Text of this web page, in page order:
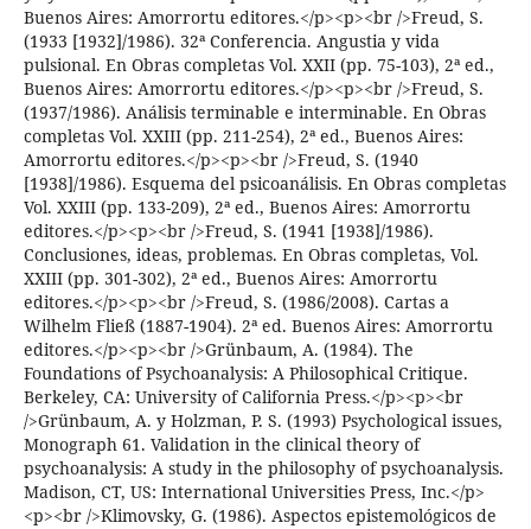
Buenos Aires: Amorrortu editores.</p><p><br />Freud, S.
(1933 [1932]/1986). 32ª Conferencia. Angustia y vida
pulsional. En Obras completas Vol. XXII (pp. 75-103), 2ª ed.,
Buenos Aires: Amorrortu editores.</p><p><br />Freud, S.
(1937/1986). Análisis terminable e interminable. En Obras
completas Vol. XXIII (pp. 211-254), 2ª ed., Buenos Aires:
Amorrortu editores.</p><p><br />Freud, S. (1940
[1938]/1986). Esquema del psicoanálisis. En Obras completas
Vol. XXIII (pp. 133-209), 2ª ed., Buenos Aires: Amorrortu
editores.</p><p><br />Freud, S. (1941 [1938]/1986).
Conclusiones, ideas, problemas. En Obras completas, Vol.
XXIII (pp. 301-302), 2ª ed., Buenos Aires: Amorrortu
editores.</p><p><br />Freud, S. (1986/2008). Cartas a
Wilhelm Fließ (1887-1904). 2ª ed. Buenos Aires: Amorrortu
editores.</p><p><br />Grünbaum, A. (1984). The
Foundations of Psychoanalysis: A Philosophical Critique.
Berkeley, CA: University of California Press.</p><p><br
/>Grünbaum, A. y Holzman, P. S. (1993) Psychological issues,
Monograph 61. Validation in the clinical theory of
psychoanalysis: A study in the philosophy of psychoanalysis.
Madison, CT, US: International Universities Press, Inc.</p>
<p><br />Klimovsky, G. (1986). Aspectos epistemológicos de